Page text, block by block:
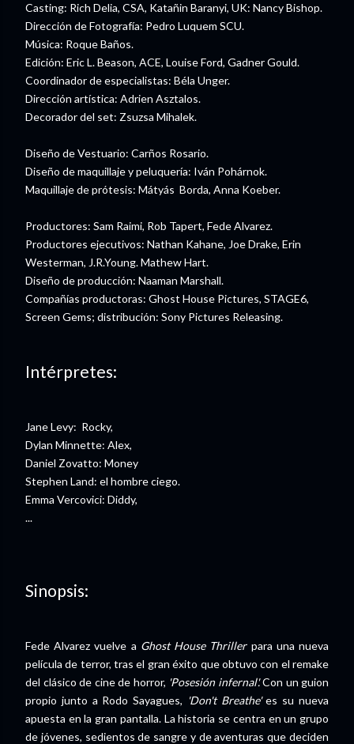
Casting: Rich Delia, CSA, Katañin Baranyi, UK: Nancy Bishop.
Dirección de Fotografía: Pedro Luquem SCU.
Música: Roque Baños.
Edición: Eric L. Beason, ACE, Louise Ford, Gadner Gould.
Coordinador de especialistas: Béla Unger.
Dirección artística: Adrien Asztalos.
Decorador del set: Zsuzsa Mihalek.
Diseño de Vestuario: Carños Rosario.
Diseño de maquillaje y peluquería: Iván Pohárnok.
Maquillaje de prótesis: Mátyás Borda, Anna Koeber.
Productores: Sam Raimi, Rob Tapert, Fede Alvarez.
Productores ejecutivos: Nathan Kahane, Joe Drake, Erin
Westerman, J.R.Young. Mathew Hart.
Diseño de producción: Naaman Marshall.
Compañías productoras: Ghost House Pictures, STAGE6,
Screen Gems; distribución: Sony Pictures Releasing.
Intérpretes:
Jane Levy: Rocky,
Dylan Minnette: Alex,
Daniel Zovatto: Money
Stephen Land: el hombre ciego.
Emma Vercovici: Diddy,
...
Sinopsis:
Fede Alvarez vuelve a Ghost House Thriller para una nueva
película de terror, tras el gran éxito que obtuvo con el remake
del clásico de cine de horror, 'Posesión infernal'.Con un guion
propio junto a Rodo Sayagues, 'Don't Breathe'es su nueva
apuesta en la gran pantalla. La historia se centra en un grupo
de jóvenes, sedientos de sangre y de aventuras que deciden